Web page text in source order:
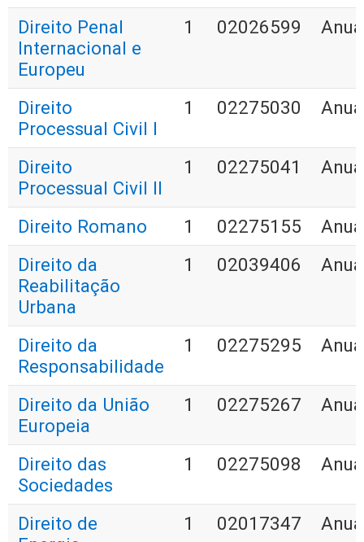
Direito Penal
Internacional e
Europeu
1 02026599
Direito
Processual Civil I
1 02275030
Direito
Processual Civil II
1 02275041
Direito Romano 1 02275155
Direito da
Reabilitação
Urbana
1 02039406
Direito da
Responsabilidade
1 02275295
Direito da União
Europeia
1 02275267
Direito das
Sociedades
1 02275098
Direito de
1 02017347